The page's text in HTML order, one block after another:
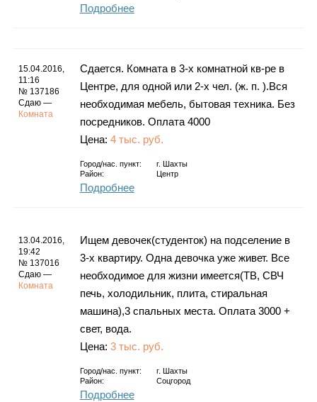
Подробнее
15.04.2016,
11:16
№ 137186
Сдаю —
Комната
Сдается. Комната в 3-х комнатной кв-ре в
Центре, для одной или 2-х чел. (ж. п. ).Вся
необходимая мебель, бытовая техника. Без
посредников. Оплата 4000
Цена: 4 тыс. руб.
Город/нас. пункт: г.
Шахты
Район:
Центр
Подробнее
13.04.2016,
19:42
№ 137016
Сдаю —
Комната
Ищем девочек(студенток) на подселение в
3-х квартиру. Одна девочка уже живет. Все
необходимое для жизни имеется(ТВ, СВЧ
печь, холодильник, плита, стиральная
машина),3 спальных места. Оплата 3000 +
свет, вода.
Цена: 3 тыс. руб.
Город/нас. пункт: г.
Шахты
Район:
Соцгород
Подробнее